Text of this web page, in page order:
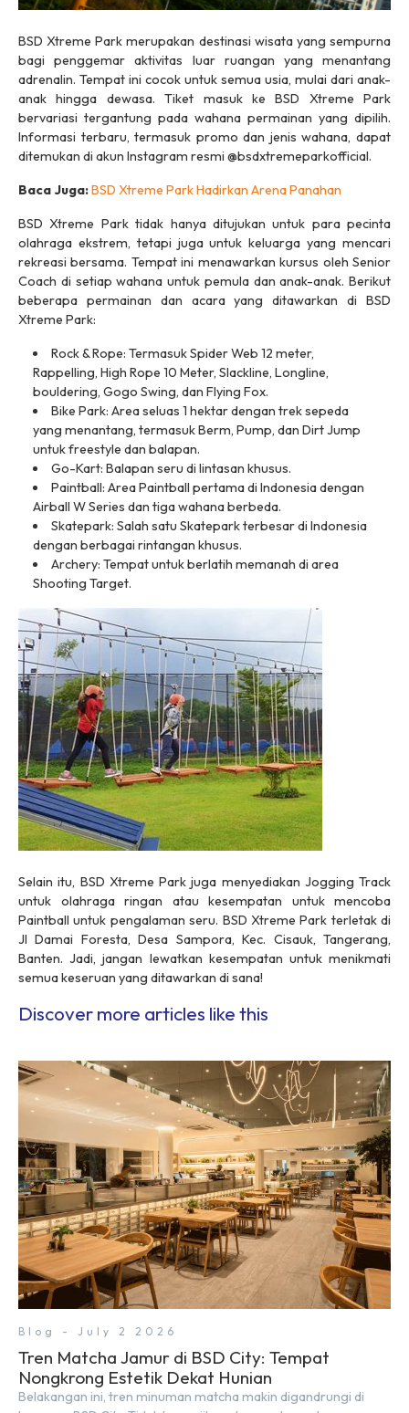
BSD Xtreme Park merupakan destinasi wisata yang sempurna
bagi penggemar aktivitas luar ruangan yang menantang
adrenalin. Tempat ini cocok untuk semua usia, mulai dari anak-
anak hingga dewasa. Tiket masuk ke BSD Xtreme Park
bervariasi tergantung pada wahana permainan yang dipilih.
Informasi terbaru, termasuk promo dan jenis wahana, dapat
ditemukan di akun Instagram resmi @bsdxtremeparkofficial.
Baca Juga:BSD Xtreme Park Hadirkan Arena Panahan
BSD Xtreme Park tidak hanya ditujukan untuk para pecinta
olahraga ekstrem, tetapi juga untuk keluarga yang mencari
rekreasi bersama. Tempat ini menawarkan kursus oleh Senior
Coach di setiap wahana untuk pemula dan anak-anak. Berikut
beberapa permainan dan acara yang ditawarkan di BSD
Xtreme Park:
Rock & Rope: Termasuk Spider Web 12 meter,
Rappelling, High Rope 10 Meter, Slackline, Longline,
bouldering, Gogo Swing, dan Flying Fox.
Bike Park: Area seluas 1 hektar dengan trek sepeda
yang menantang, termasuk Berm, Pump, dan Dirt Jump
untuk freestyle dan balapan.
Go-Kart: Balapan seru di lintasan khusus.
Paintball: Area Paintball pertama di Indonesia dengan
Airball W Series dan tiga wahana berbeda.
Skatepark: Salah satu Skatepark terbesar di Indonesia
dengan berbagai rintangan khusus.
Archery: Tempat untuk berlatih memanah di area
Shooting Target.
Selain itu, BSD Xtreme Park juga menyediakan Jogging Track
untuk olahraga ringan atau kesempatan untuk mencoba
Paintball untuk pengalaman seru. BSD Xtreme Park terletak di
Jl Damai Foresta, Desa Sampora, Kec. Cisauk, Tangerang,
Banten. Jadi, jangan lewatkan kesempatan untuk menikmati
semua keseruan yang ditawarkan di sana!
Discover more articles like this
Blog - July 2 2026
Tren Matcha Jamur di BSD City: Tempat
Nongkrong Estetik Dekat Hunian
Belakangan ini, tren minuman matcha makin digandrungi di